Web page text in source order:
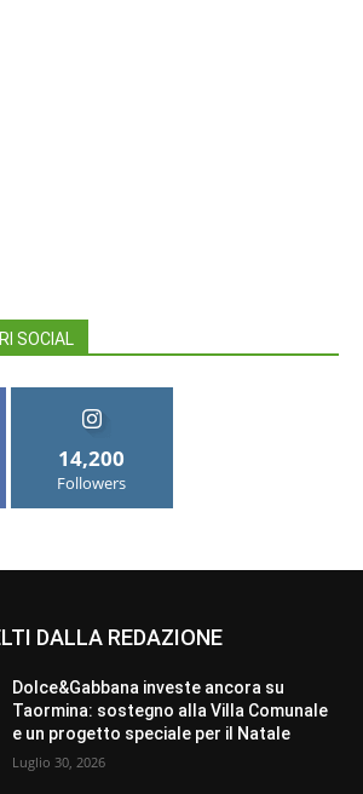
SOCIAL
14,200
Followers
DALLA REDAZIONE
Dolce&Gabbana investe ancora su
Taormina: sostegno alla Villa Comunale
e un progetto speciale per il Natale
Luglio 30, 2026